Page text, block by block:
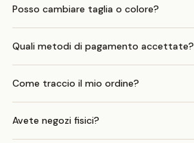
Posso cambiare taglia o colore?
Quali metodi di pagamento accettate?
Come traccio il mio ordine?
Avete negozi fisici?